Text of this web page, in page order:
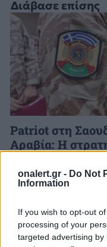
onalert.gr - Do Not
Information
If you wish to opt-out
processing of your
targeted advertising
Διάβασε επίσης
Patriot στη
Αραβία: Η
«επιτήδειο
Συμμαχίες με